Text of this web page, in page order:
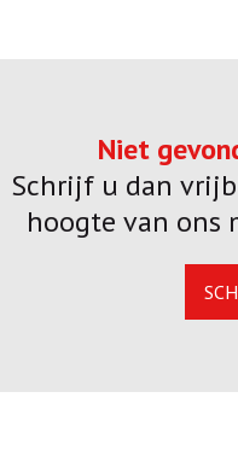
Niet
Schrijf u dan
hoogte van ons